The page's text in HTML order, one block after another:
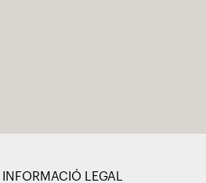
INFORMACIÓ LEGAL